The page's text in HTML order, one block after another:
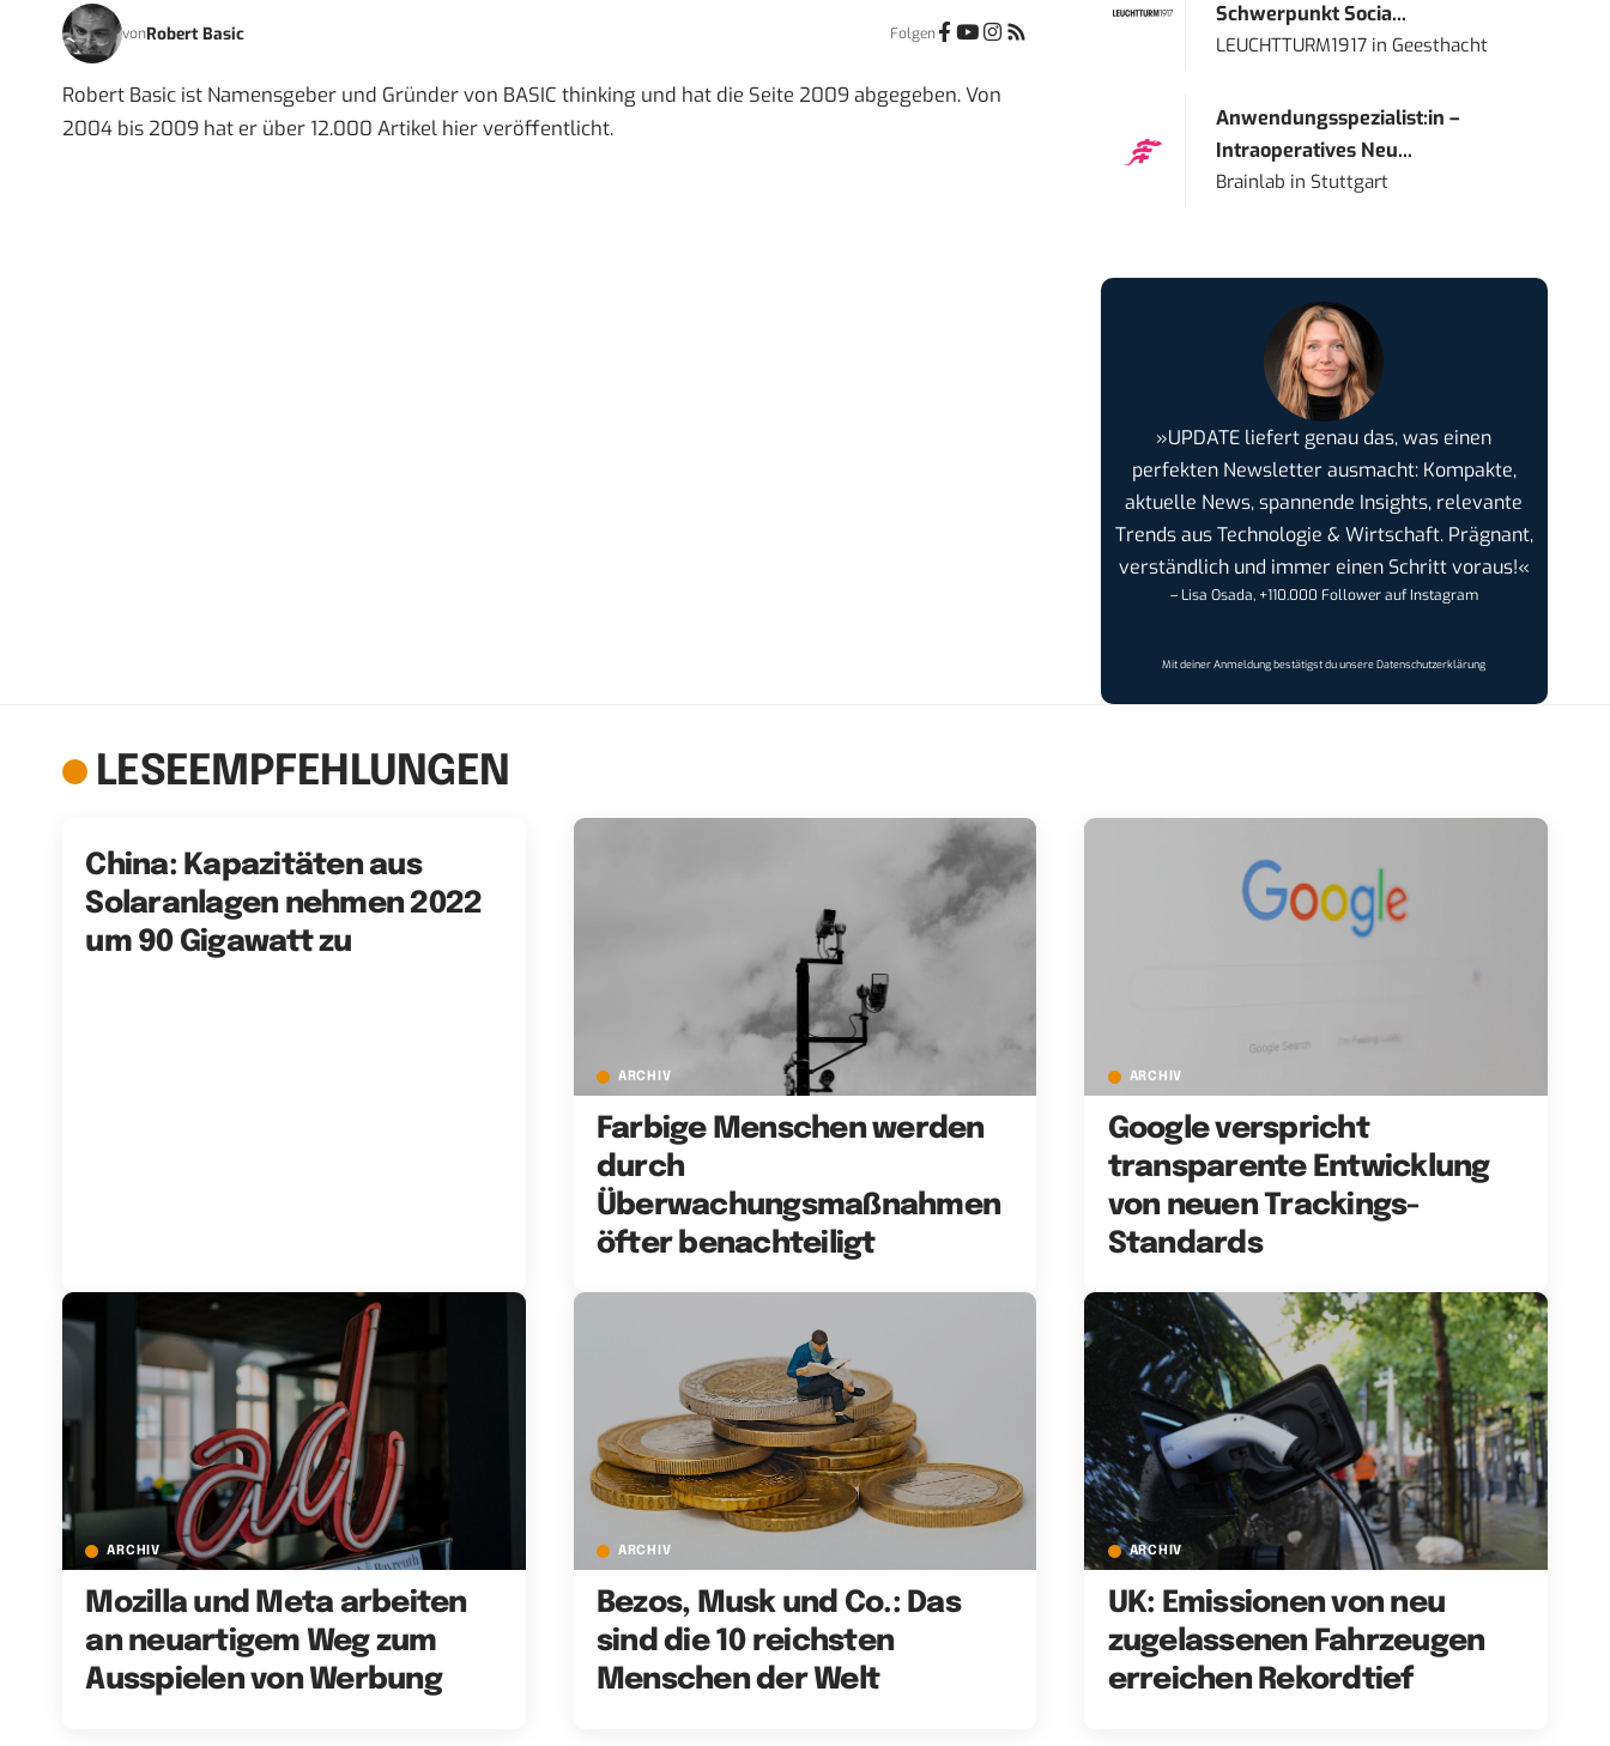
vonRobert Basic Folgen
Robert Basic ist Namensgeber und Gründer von BASIC thinking und hat die Seite 2009 abgegeben. Von
2004 bis 2009 hat er über 12.000 Artikel hier veröffentlicht.
Schwerpunkt Socia...
LEUCHTTURM1917 in Geesthacht
Anwendungsspezialist:in –
Intraoperatives Neu...
Brainlab in Stuttgart
»UPDATE liefert genau das, was einen
perfekten Newsletter ausmacht: Kompakte,
aktuelle News, spannende Insights, relevante
Trends aus Technologie & Wirtschaft. Prägnant,
verständlich und immer einen Schritt voraus!«
– Lisa Osada, +110.000 Follower auf Instagram
Mit deiner Anmeldung bestätigst du unsereDatenschutzerklärung
LESEEMPFEHLUNGEN
China: Kapazitäten aus
Solaranlagen nehmen 2022
um 90 Gigawatt zu
ARCHIV
Farbige Menschen werden
durch
Überwachungsmaßnahmen
öfter benachteiligt
ARCHIV
Google verspricht
transparente Entwicklung
von neuen Trackings-
Standards
ARCHIV
Mozilla und Meta arbeiten
an neuartigem Weg zum
Ausspielen von Werbung
ARCHIV
Bezos, Musk und Co.: Das
sind die 10 reichsten
Menschen der Welt
ARCHIV
UK: Emissionen von neu
zugelassenen Fahrzeugen
erreichen Rekordtief